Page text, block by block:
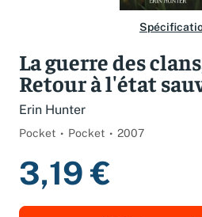
La guerre des
Retour à l'état
Erin Hunter
Pocket Pocket 2007
3,19 €